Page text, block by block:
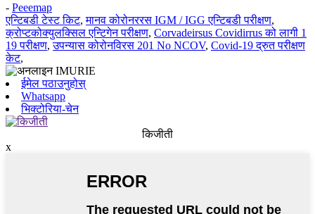
- Peeemap
एन्टिबडी टेस्ट किट,मानव कोरोनररस IGM / IGG एन्टिबडी परीक्षण,
क्रोप्टकोक्युलक्सिल एन्टिगेन परीक्षण, Corvadeirsus Covidirrus को लागी 1
19 परीक्षण,उपन्यास कोरोनविरस 201 No NCOV, Covid-19 द्रुत परीक्षण
केट,
ईमेल पठाउनुहोस्
Whatsapp
भिक्टोरिया-चेन
किजीती
x